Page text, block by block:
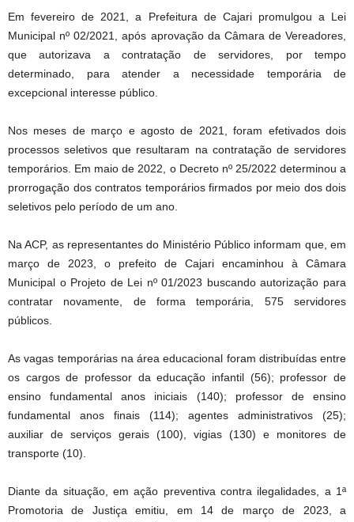
Em fevereiro de 2021, a Prefeitura de Cajari promulgou a Lei
Municipal nº 02/2021, após aprovação da Câmara de Vereadores,
que autorizava a contratação de servidores, por tempo
determinado, para atender a necessidade temporária de
excepcional interesse público.
Nos meses de março e agosto de 2021, foram efetivados dois
processos seletivos que resultaram na contratação de servidores
temporários. Em maio de 2022, o Decreto nº 25/2022 determinou a
prorrogação dos contratos temporários firmados por meio dos dois
seletivos pelo período de um ano.
Na ACP, as representantes do Ministério Público informam que, em
março de 2023, o prefeito de Cajari encaminhou à Câmara
Municipal o Projeto de Lei nº 01/2023 buscando autorização para
contratar novamente, de forma temporária, 575 servidores
públicos.
As vagas temporárias na área educacional foram distribuídas entre
os cargos de professor da educação infantil (56); professor de
ensino fundamental anos iniciais (140); professor de ensino
fundamental anos finais (114); agentes administrativos (25);
auxiliar de serviços gerais (100), vigias (130) e monitores de
transporte (10).
Diante da situação, em ação preventiva contra ilegalidades, a 1ª
Promotoria de Justiça emitiu, em 14 de março de 2023, a